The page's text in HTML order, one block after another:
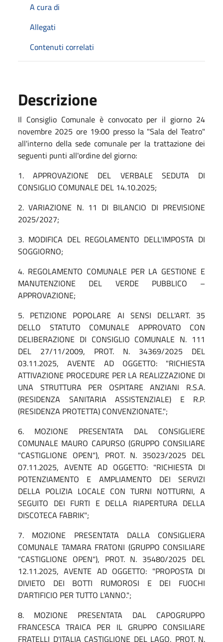
A cura di
Allegati
Contenuti correlati
Descrizione
Il Consiglio Comunale è convocato per il giorno 24
novembre 2025 ore 19:00 presso la "Sala del Teatro"
all'interno della sede comunale per la trattazione dei
seguenti punti all'ordine del giorno:
1. APPROVAZIONE DEL VERBALE SEDUTA DI
CONSIGLIO COMUNALE DEL 14.10.2025;
2. VARIAZIONE N. 11 DI BILANCIO DI PREVISIONE
2025/2027;
3. MODIFICA DEL REGOLAMENTO DELL'IMPOSTA DI
SOGGIORNO;
4. REGOLAMENTO COMUNALE PER LA GESTIONE E
MANUTENZIONE DEL VERDE PUBBLICO –
APPROVAZIONE;
5. PETIZIONE POPOLARE AI SENSI DELL'ART. 35
DELLO STATUTO COMUNALE APPROVATO CON
DELIBERAZIONE DI CONSIGLIO COMUNALE N. 111
DEL 27/11/2009, PROT. N. 34369/2025 DEL
03.11.2025, AVENTE AD OGGETTO: "RICHIESTA
ATTIVAZIONE PROCEDURE PER LA REALIZZAZIONE DI
UNA STRUTTURA PER OSPITARE ANZIANI R.S.A.
(RESIDENZA SANITARIA ASSISTENZIALE) E R.P.
(RESIDENZA PROTETTA) CONVENZIONATE.";
6. MOZIONE PRESENTATA DAL CONSIGLIERE
COMUNALE MAURO CAPURSO (GRUPPO CONSILIARE
"CASTIGLIONE OPEN"), PROT. N. 35023/2025 DEL
07.11.2025, AVENTE AD OGGETTO: "RICHIESTA DI
POTENZIAMENTO E AMPLIAMENTO DEI SERVIZI
DELLA POLIZIA LOCALE CON TURNI NOTTURNI, A
SEGUITO DEI FURTI E DELLA RIAPERTURA DELLA
DISCOTECA FABRIK";
7. MOZIONE PRESENTATA DALLA CONSIGLIERA
COMUNALE TAMARA FRATONI (GRUPPO CONSILIARE
"CASTIGLIONE OPEN"), PROT. N. 35480/2025 DEL
12.11.2025, AVENTE AD OGGETTO: "PROPOSTA DI
DIVIETO DEI BOTTI RUMOROSI E DEI FUOCHI
D'ARTIFICIO PER TUTTO L'ANNO.";
8. MOZIONE PRESENTATA DAL CAPOGRUPPO
FRANCESCA TRAICA PER IL GRUPPO CONSILIARE
FRATELLI D'ITALIA CASTIGLIONE DEL LAGO, PROT. N.